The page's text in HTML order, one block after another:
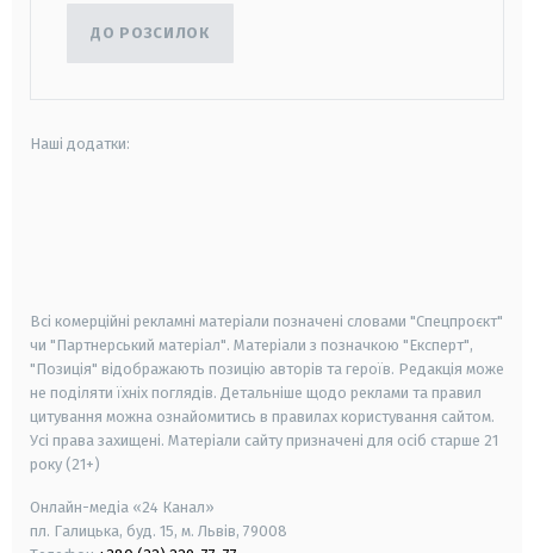
ДО РОЗСИЛОК
Наші додатки:
Всі комерційні рекламні матеріали позначені словами "Спецпроєкт"
чи "Партнерський матеріал". Матеріали з позначкою "Експерт",
"Позиція" відображають позицію авторів та героїв. Редакція може
не поділяти їхніх поглядів. Детальніше щодо реклами та правил
цитування можна ознайомитись в правилах користування сайтом.
Усі права захищені. Матеріали сайту призначені для осіб старше 21
року (21+)
Онлайн-медіа «24 Канал»
пл. Галицька, буд. 15, м. Львів, 79008